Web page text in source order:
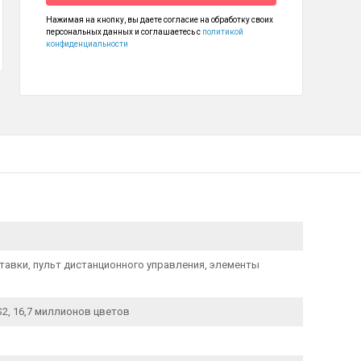
Нажимая на кнопку, вы даете согласие на обработку своих
персональных данных и соглашаетесь с политикой
конфиденциальности
пульт дистанционного управления, элементы
16,7 миллионов цветов